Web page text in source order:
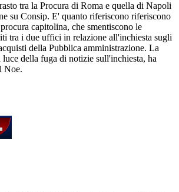
tra la Procura di Roma e quella di Napoli
su Consip. E' quanto riferiscono riferiscono
capitolina, che smentiscono le
tra i due uffici in relazione all'inchiesta sugli
della Pubblica amministrazione. La
della fuga di notizie sull'inchiesta, ha
Noe.